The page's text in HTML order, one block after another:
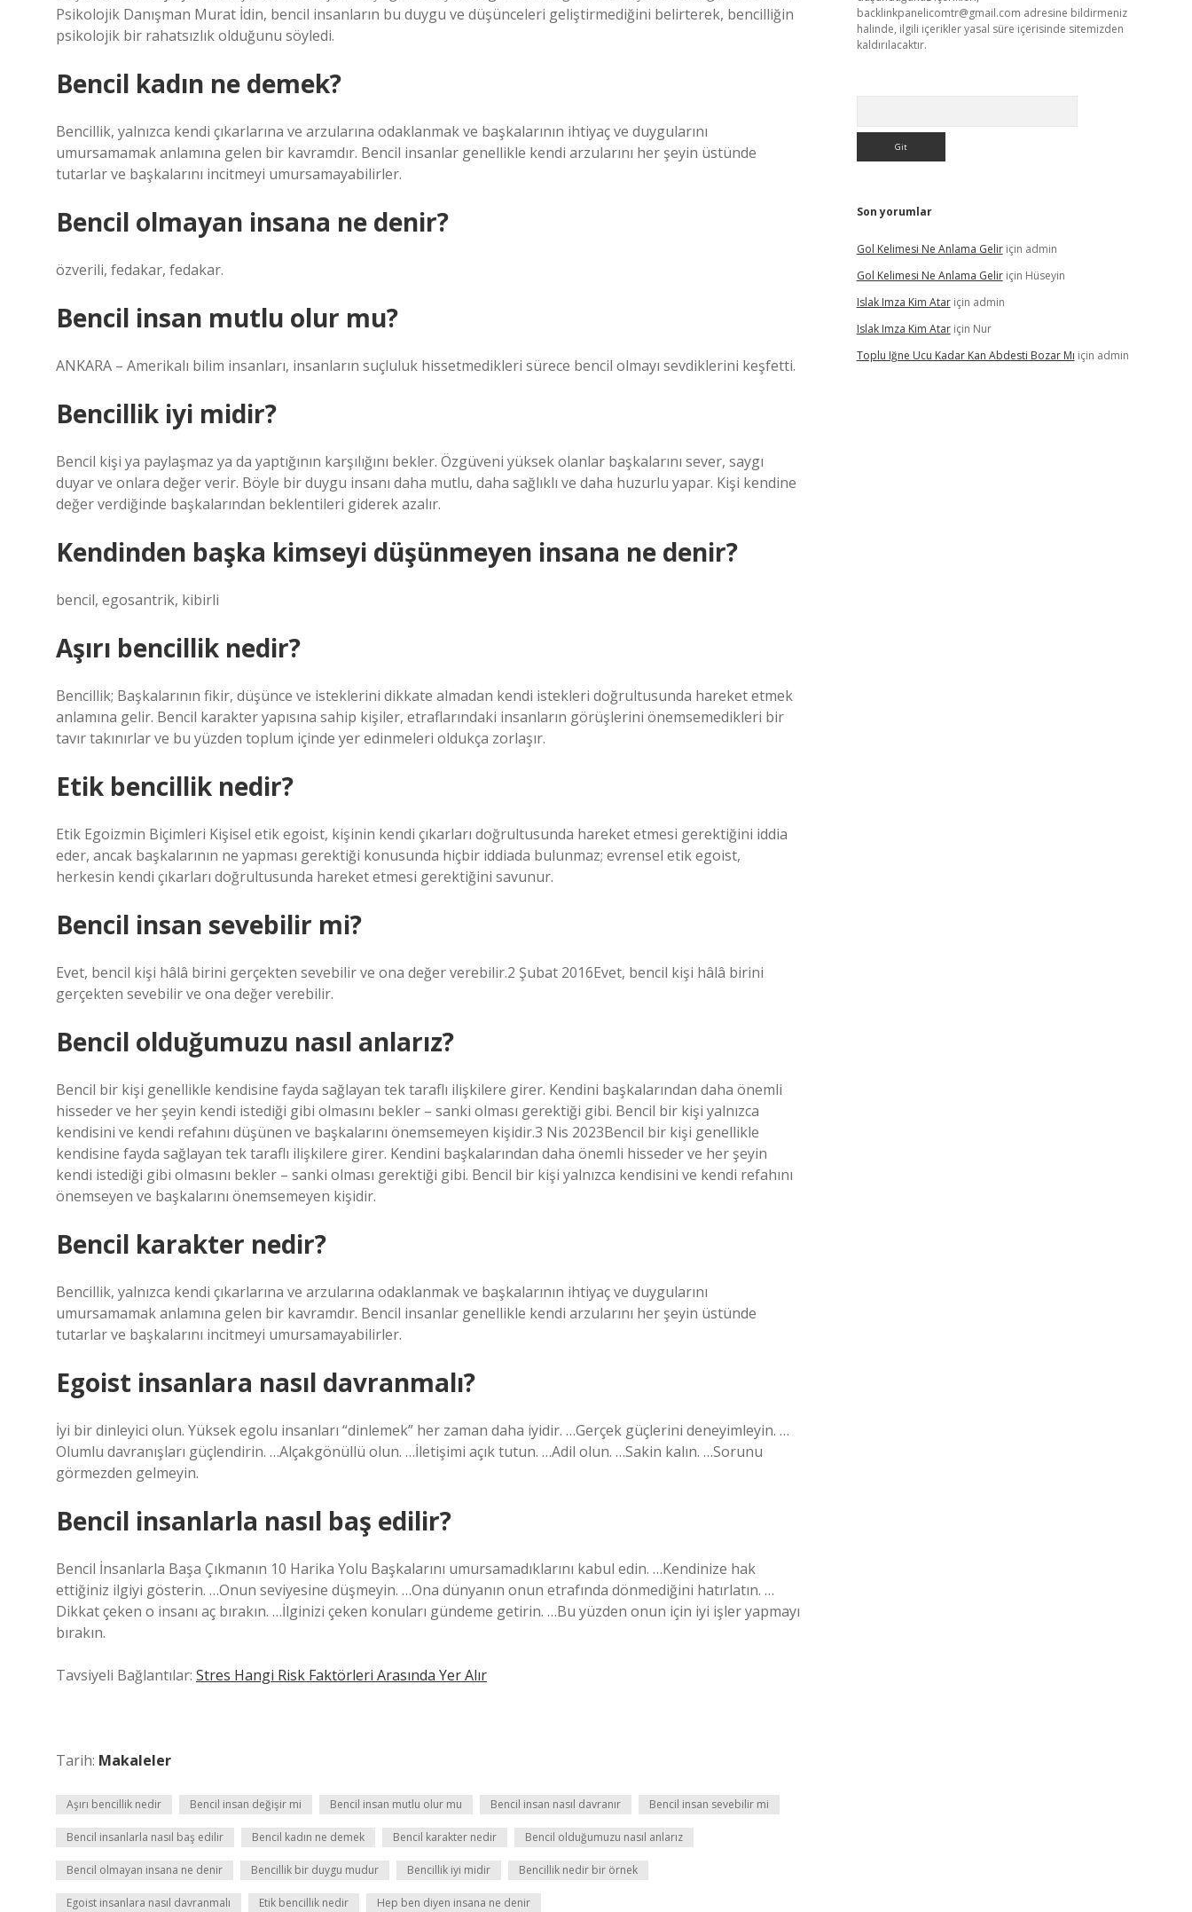
Psikolojik Danışman Murat İdin, bencil insanların bu duygu ve düşünceleri geliştirmediğini belirterek, bencilliğin
psikolojik bir rahatsızlık olduğunu söyledi.
Bencil kadın ne demek?
Bencillik, yalnızca kendi çıkarlarına ve arzularına odaklanmak ve başkalarının ihtiyaç ve duygularını
umursamamak anlamına gelen bir kavramdır. Bencil insanlar genellikle kendi arzularını her şeyin üstünde
tutarlar ve başkalarını incitmeyi umursamayabilirler.
Bencil olmayan insana ne denir?
özverili, fedakar, fedakar.
Bencil insan mutlu olur mu?
ANKARA – Amerikalı bilim insanları, insanların suçluluk hissetmedikleri sürece bencil olmayı sevdiklerini keşfetti.
Bencillik iyi midir?
Bencil kişi ya paylaşmaz ya da yaptığının karşılığını bekler. Özgüveni yüksek olanlar başkalarını sever, saygı
duyar ve onlara değer verir. Böyle bir duygu insanı daha mutlu, daha sağlıklı ve daha huzurlu yapar. Kişi kendine
değer verdiğinde başkalarından beklentileri giderek azalır.
Kendinden başka kimseyi düşünmeyen insana ne denir?
bencil, egosantrik, kibirli
Aşırı bencillik nedir?
Bencillik; Başkalarının fikir, düşünce ve isteklerini dikkate almadan kendi istekleri doğrultusunda hareket etmek
anlamına gelir. Bencil karakter yapısına sahip kişiler, etraflarındaki insanların görüşlerini önemsemedikleri bir
tavır takınırlar ve bu yüzden toplum içinde yer edinmeleri oldukça zorlaşır.
Etik bencillik nedir?
Etik Egoizmin Biçimleri Kişisel etik egoist, kişinin kendi çıkarları doğrultusunda hareket etmesi gerektiğini iddia
eder, ancak başkalarının ne yapması gerektiği konusunda hiçbir iddiada bulunmaz; evrensel etik egoist,
herkesin kendi çıkarları doğrultusunda hareket etmesi gerektiğini savunur.
Bencil insan sevebilir mi?
Evet, bencil kişi hâlâ birini gerçekten sevebilir ve ona değer verebilir.2 Şubat 2016Evet, bencil kişi hâlâ birini
gerçekten sevebilir ve ona değer verebilir.
Bencil olduğumuzu nasıl anlarız?
Bencil bir kişi genellikle kendisine fayda sağlayan tek taraflı ilişkilere girer. Kendini başkalarından daha önemli
hisseder ve her şeyin kendi istediği gibi olmasını bekler – sanki olması gerektiği gibi. Bencil bir kişi yalnızca
kendisini ve kendi refahını düşünen ve başkalarını önemsemeyen kişidir.3 Nis 2023Bencil bir kişi genellikle
kendisine fayda sağlayan tek taraflı ilişkilere girer. Kendini başkalarından daha önemli hisseder ve her şeyin
kendi istediği gibi olmasını bekler – sanki olması gerektiği gibi. Bencil bir kişi yalnızca kendisini ve kendi refahını
önemseyen ve başkalarını önemsemeyen kişidir.
Bencil karakter nedir?
Bencillik, yalnızca kendi çıkarlarına ve arzularına odaklanmak ve başkalarının ihtiyaç ve duygularını
umursamamak anlamına gelen bir kavramdır. Bencil insanlar genellikle kendi arzularını her şeyin üstünde
tutarlar ve başkalarını incitmeyi umursamayabilirler.
Egoist insanlara nasıl davranmalı?
İyi bir dinleyici olun. Yüksek egolu insanları “dinlemek” her zaman daha iyidir. …Gerçek güçlerini deneyimleyin. …
Olumlu davranışları güçlendirin. …Alçakgönüllü olun. …İletişimi açık tutun. …Adil olun. …Sakin kalın. …Sorunu
görmezden gelmeyin.
Bencil insanlarla nasıl baş edilir?
Bencil İnsanlarla Başa Çıkmanın 10 Harika Yolu Başkalarını umursamadıklarını kabul edin. …Kendinize hak
ettiğiniz ilgiyi gösterin. …Onun seviyesine düşmeyin. …Ona dünyanın onun etrafında dönmediğini hatırlatın. …
Dikkat çeken o insanı aç bırakın. …İlginizi çeken konuları gündeme getirin. …Bu yüzden onun için iyi işler yapmayı
bırakın.
Tavsiyeli Bağlantılar: Stres Hangi Risk Faktörleri Arasında Yer Alır
Tarih: Makaleler
Aşırı bencillik nedir Bencil insan değişir mi Bencil insan mutlu olur mu Bencil insan nasıl davranır Bencil insan sevebilir mi
Bencil insanlarla nasıl baş edilir Bencil kadın ne demek Bencil karakter nedir Bencil olduğumuzu nasıl anlarız
Bencil olmayan insana ne denir Bencillik bir duygu mudur Bencillik iyi midir Bencillik nedir bir örnek
Egoist insanlara nasıl davranmalı Etik bencillik nedir Hep ben diyen insana ne denir
backlinkpanelicomtr@gmail.com adresine bildirmeniz
halinde, ilgili içerikler yasal süre içerisinde sitemizden
kaldırılacaktır.
Son yorumlar
Gol Kelimesi Ne Anlama Geliriçin admin
Gol Kelimesi Ne Anlama Geliriçin Hüseyin
Islak Imza Kim Atariçin admin
Islak Imza Kim Atariçin Nur
Toplu Iğne Ucu Kadar Kan Abdesti Bozar Mı için admin